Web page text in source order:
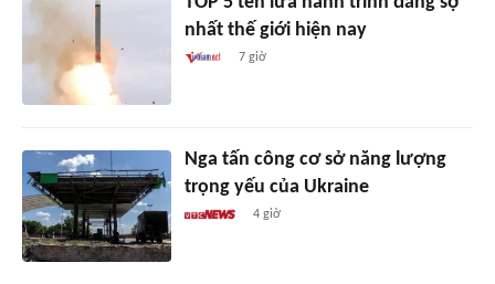
nhất thế giới hiện nay
7 giờ
Nga tấn công cơ sở năng lượng
trọng yếu của Ukraine
4 giờ